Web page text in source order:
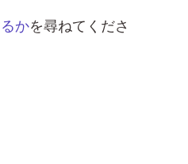
かを尋ねてくださ